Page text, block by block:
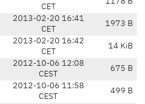
CET
2013-02-20 16:41
CET
1973 B
2013-02-20 16:42
CET
14 KiB
2012-10-06 12:08
CEST
675 B
2012-10-06 11:58
CEST
499 B